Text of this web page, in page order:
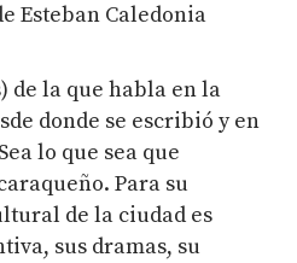
Esteban Caledonia
de la que habla en la
donde se escribió y en
lo que sea que
Para su
de la ciudad es
sus dramas, su